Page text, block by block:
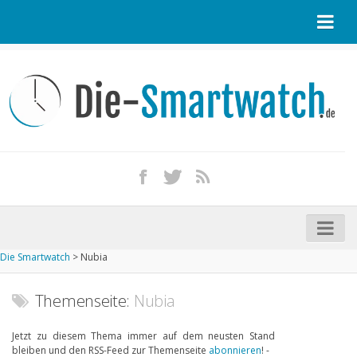
Kontakt / Tipp geben
Impressum
iPhone kaufen
Startseite
Aktuelle Smartwatches im Test
Die Smartwatch > Nubia
Themenseite: Nubia
Jetzt zu diesem Thema immer auf dem neusten Stand
bleiben und den RSS-Feed zur Themenseite abonnieren! -